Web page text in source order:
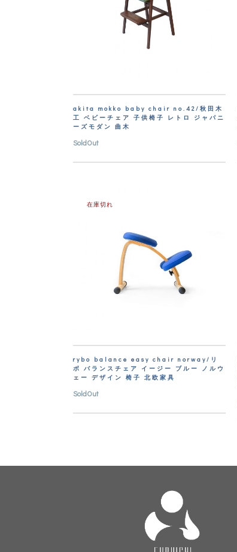
akita mokko baby chair no.42/秋田木
工 ベビーチェア 子供椅子 レトロ ジャパニ
ーズモダン 曲木
SoldOut
在庫切れ
rybo balance easy chair norway/リ
ボ バランスチェア イージー ブルー ノルウ
ェー デザイン 椅子 北欧家具
SoldOut